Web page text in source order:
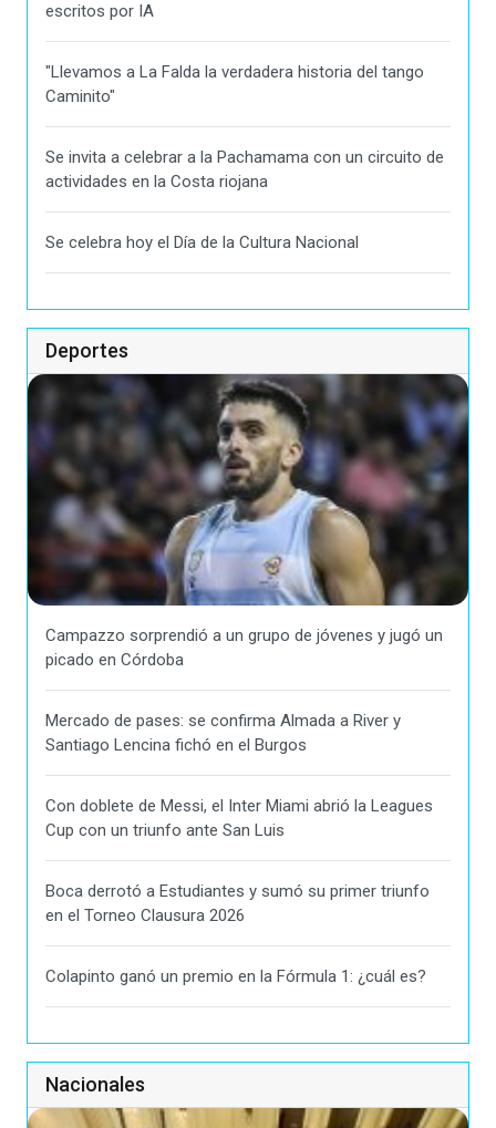
escritos por IA
"Llevamos a La Falda la verdadera historia del tango
Caminito"
Se invita a celebrar a la Pachamama con un circuito de
actividades en la Costa riojana
Se celebra hoy el Día de la Cultura Nacional
Deportes
Campazzo sorprendió a un grupo de jóvenes y jugó un
picado en Córdoba
Mercado de pases: se confirma Almada a River y
Santiago Lencina fichó en el Burgos
Con doblete de Messi, el Inter Miami abrió la Leagues
Cup con un triunfo ante San Luis
Boca derrotó a Estudiantes y sumó su primer triunfo
en el Torneo Clausura 2026
Colapinto ganó un premio en la Fórmula 1: ¿cuál es?
Nacionales